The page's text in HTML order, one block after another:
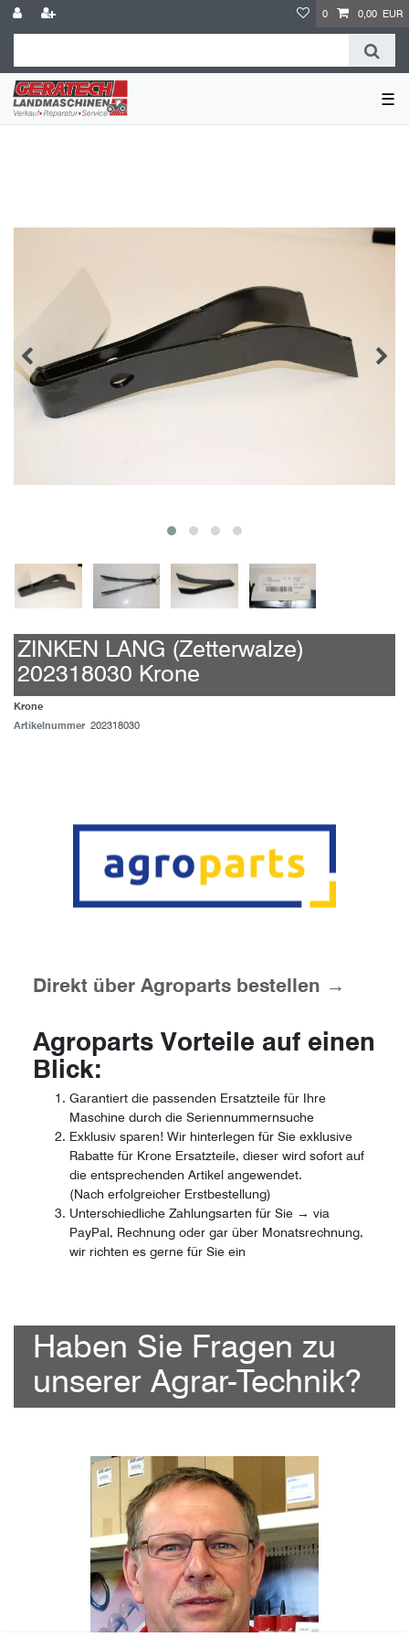
0 0,00 EUR
☰
ZINKEN LANG (Zetterwalze)
202318030 Krone
Krone
Artikelnummer 202318030
Direkt über Agroparts bestellen →
Agroparts Vorteile auf einen
Blick:
Garantiert die passenden Ersatzteile für Ihre
Maschine durch die Seriennummernsuche
Exklusiv sparen! Wir hinterlegen für Sie exklusive
Rabatte für Krone Ersatzteile, dieser wird sofort auf
die entsprechenden Artikel angewendet.
(Nach erfolgreicher Erstbestellung)
Unterschiedliche Zahlungsarten für Sie → via
PayPal, Rechnung oder gar über Monatsrechnung,
wir richten es gerne für Sie ein
Haben Sie Fragen zu
unserer Agrar-Technik?